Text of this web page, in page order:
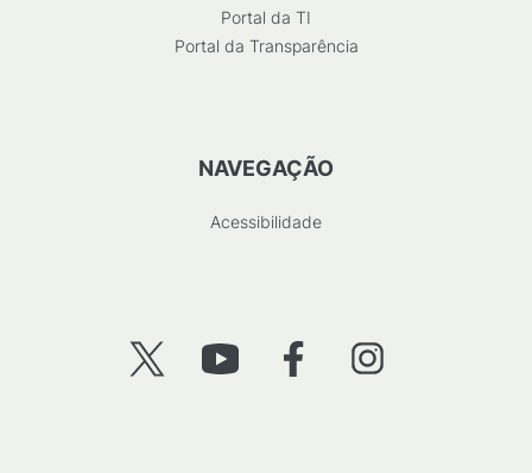
Portal da TI
Portal da Transparência
NAVEGAÇÃO
Acessibilidade